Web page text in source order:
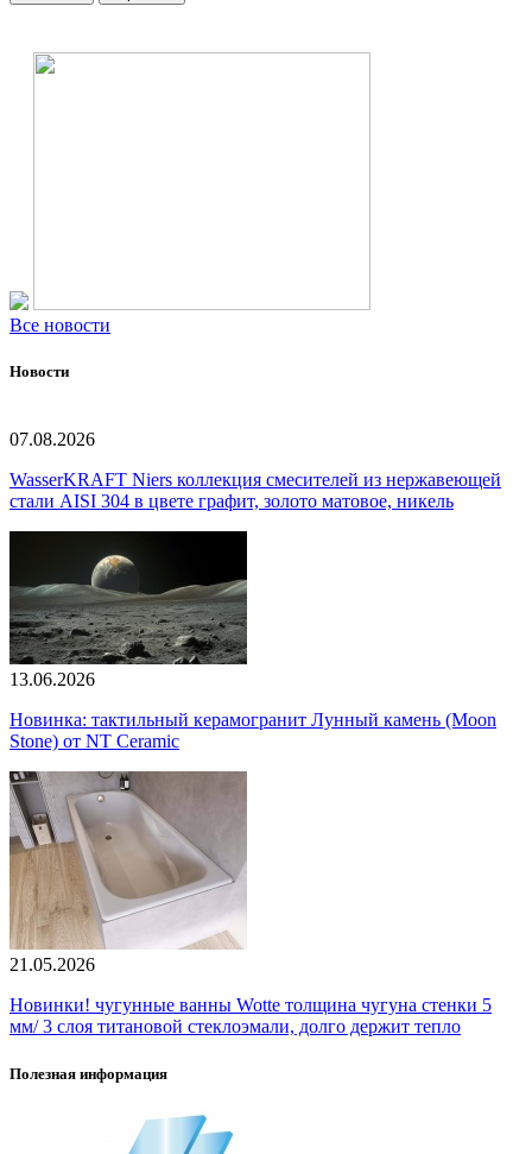
Все новости
Новости
07.08.2026
WasserKRAFT Niers коллекция смесителей из нержавеющей
стали AISI 304 в цвете графит, золото матовое, никель
13.06.2026
Новинка: тактильный керамогранит Лунный камень (Moon
Stone) от NT Ceramic
21.05.2026
Новинки! чугунные ванны Wotte толщина чугуна стенки 5
мм/ 3 слоя титановой стеклоэмали, долго держит тепло
Полезная информация